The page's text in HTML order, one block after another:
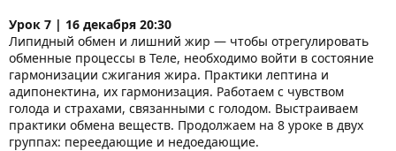
Урок 7 | 16 декабря 20:30
Липидный обмен и лишний жир — чтобы отрегулировать
обменные процессы в Теле, необходимо войти в состояние
гармонизации сжигания жира. Практики лептина и
адипонектина, их гармонизация. Работаем с чувством
голода и страхами, связанными с голодом. Выстраиваем
практики обмена веществ. Продолжаем на 8 уроке в двух
группах: переедающие и недоедающие.